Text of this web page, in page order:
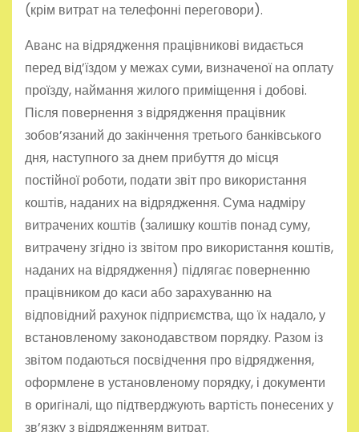
(крім витрат на телефонні переговори).
Аванс на відрядження працівникові видається
перед від’їздом у межах суми, визначеної на оплату
проїзду, наймання жилого приміщення і добові.
Після повернення з відрядження працівник
зобов’язаний до закінчення третього банківського
дня, наступного за днем прибуття до місця
постійної роботи, подати звіт про використання
коштів, наданих на відрядження. Сума надміру
витрачених коштів (залишку коштів понад суму,
витрачену згідно із звітом про використання коштів,
наданих на відрядження) підлягає поверненню
працівником до каси або зарахуванню на
відповідний рахунок підприємства, що їх надало, у
встановленому законодавством порядку. Разом із
звітом подаються посвідчення про відрядження,
оформлене в установленому порядку, і документи
в оригіналі, що підтверджують вартість понесених у
зв’язку з відрядженням витрат.